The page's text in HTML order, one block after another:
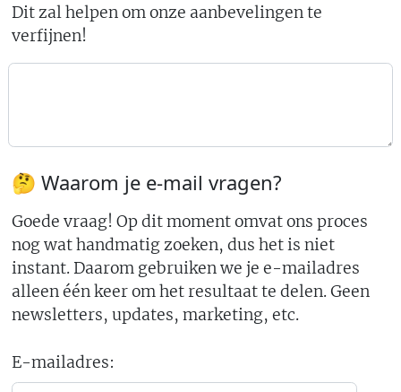
Dit zal helpen om onze aanbevelingen te
verfijnen!
🤔 Waarom je e-mail vragen?
Goede vraag! Op dit moment omvat ons proces
nog wat handmatig zoeken, dus het is niet
instant. Daarom gebruiken we je e-mailadres
alleen één keer om het resultaat te delen. Geen
newsletters, updates, marketing, etc.
E-mailadres: